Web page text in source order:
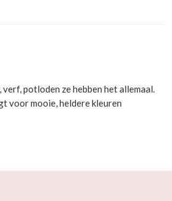
potloden ze hebben het allemaal.
voor mooie, heldere kleuren